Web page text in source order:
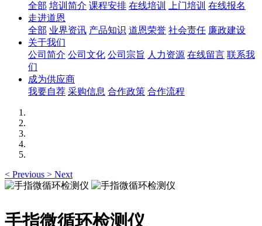
全部 培训简介 课程安排 在线培训 上门培训 在线报名
走进道恩
全部 业界资讯 产品知识 道恩荣誉 社会责任 廉政建设
关于我们
公司简介 公司文化 公司宗旨 人力资源 在线留言 联系我
们
成为供应商
我要自荐 采购信息 合作政策 合作流程
< Previous > Next
手指微循环检测仪